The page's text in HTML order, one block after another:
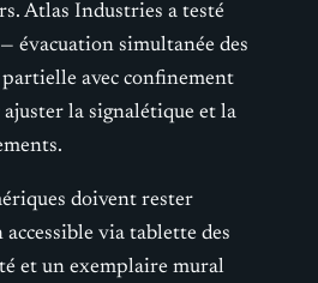
Atlas Industries a testé
évacuation simultanée des
avec confinement
la signalétique et la
doivent rester
accessible via tablette des
et un exemplaire mural